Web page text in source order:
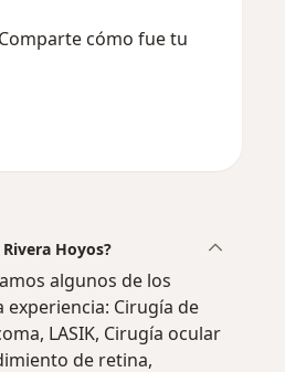
cómo fue tu
Hoyos?
algunos de los
Cirugía de
LASIK, Cirugía ocular
de retina,